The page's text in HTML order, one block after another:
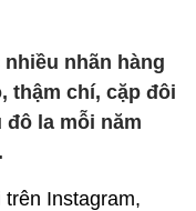
nhãn hàng
thậm chí, cặp đôi
la mỗi năm
Instagram,